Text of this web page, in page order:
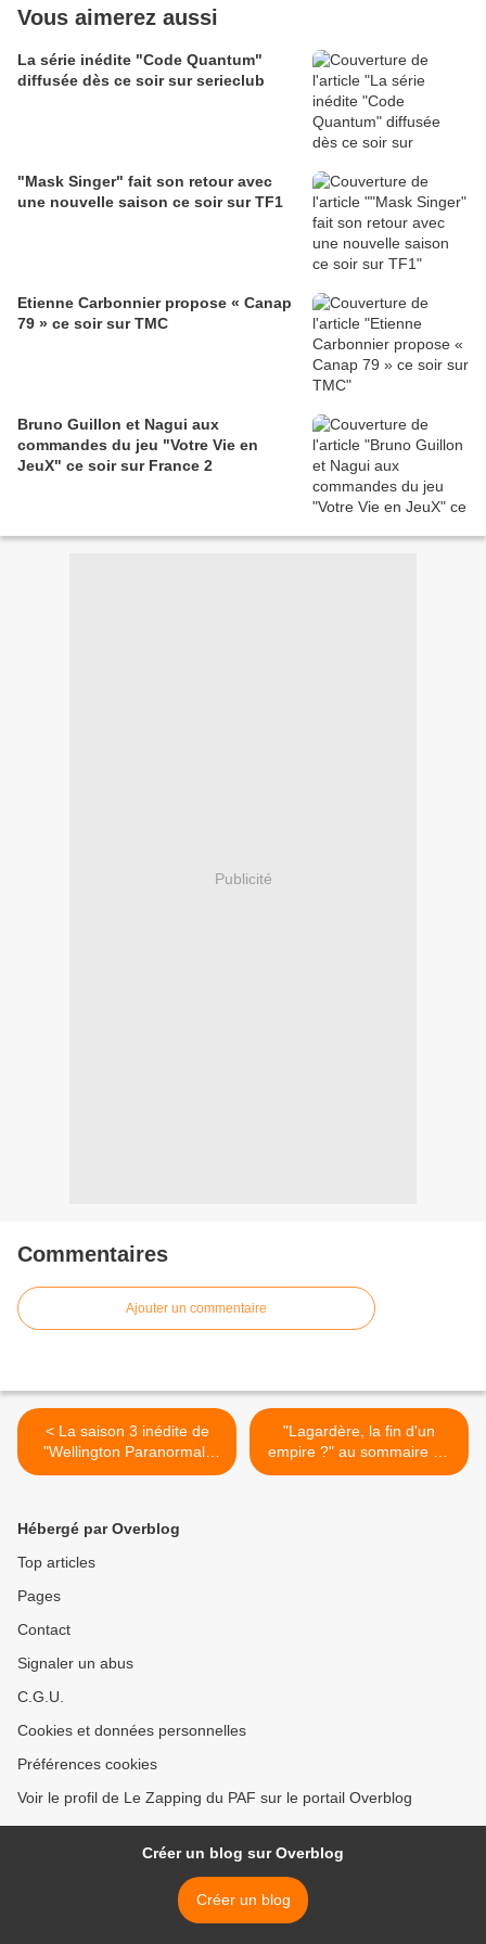
Vous aimerez aussi
La série inédite "Code Quantum"
diffusée dès ce soir sur serieclub
"Mask Singer" fait son retour avec
une nouvelle saison ce soir sur TF1
Etienne Carbonnier propose « Canap
79 » ce soir sur TMC
Bruno Guillon et Nagui aux
commandes du jeu "Votre Vie en
JeuX" ce soir sur France 2
Publicité
Commentaires
Ajouter un commentaire
< La saison 3 inédite de
"Wellington Paranormal"
diffusée dès ce soir sur Syfy
"Lagardère, la fin d'un
empire ?" au sommaire du
magazine "Complément
Hébergé par Overblog
Top articles
Pages
Contact
Signaler un abus
C.G.U.
Cookies et données personnelles
Préférences cookies
Voir le profil de Le Zapping du PAF sur le portail Overblog
Créer un blog sur Overblog
Créer un blog